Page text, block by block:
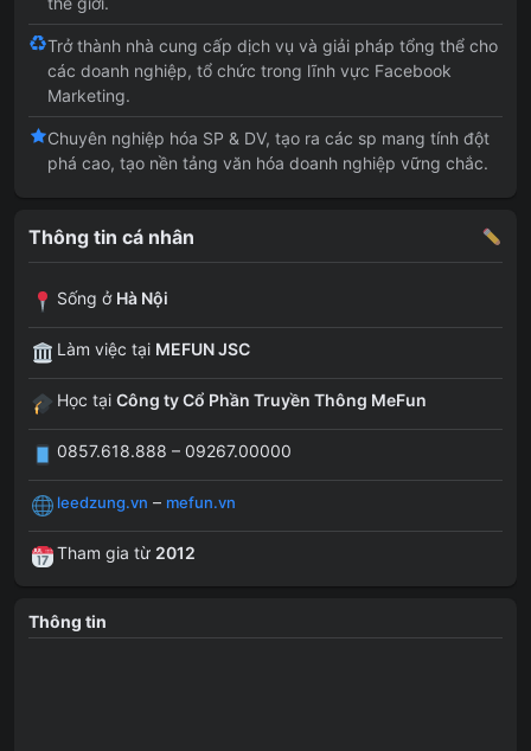
Trở thành nhà cung cấp dịch vụ và giải pháp tổng thể cho
các doanh nghiệp, tổ chức trong lĩnh vực Facebook
Marketing.
Chuyên nghiệp hóa SP & DV, tạo ra các sp mang tính đột
phá cao, tạo nền tảng văn hóa doanh nghiệp vững chắc.
Thông tin cá nhân
Sống ở Hà Nội
Làm việc tại MEFUN JSC
Học tại Công ty Cổ Phần Truyền Thông MeFun
0857.618.888 – 09267.00000
leedzung.vn – mefun.vn
Tham gia từ 2012
Thông tin